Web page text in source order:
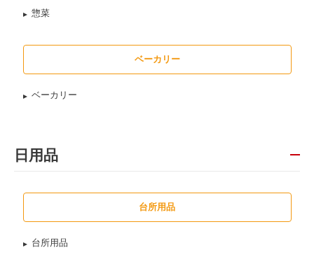
惣菜
ベーカリー
ベーカリー
日用品
台所用品
台所用品